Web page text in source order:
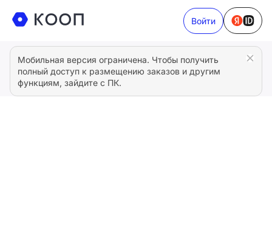
Войти
Мобильная версия ограничена. Чтобы получить
полный доступ к размещению заказов и другим
функциям, зайдите с ПК.